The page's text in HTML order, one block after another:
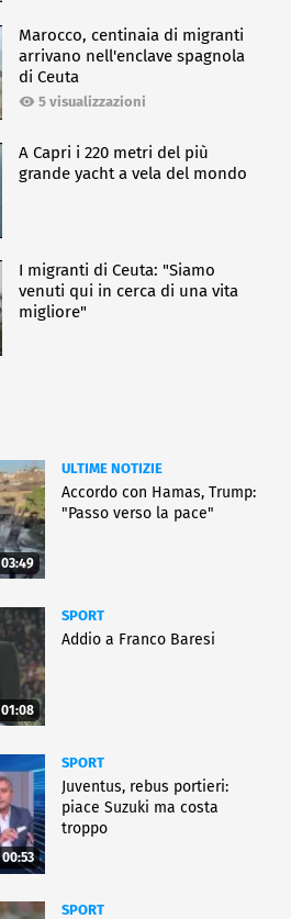
Marocco, centinaia di migranti
arrivano nell'enclave spagnola
di Ceuta
5 visualizzazioni
A Capri i 220 metri del più
grande yacht a vela del mondo
I migranti di Ceuta: "Siamo
venuti qui in cerca di una vita
migliore"
03:49
ULTIME NOTIZIE
Accordo con Hamas, Trump:
"Passo verso la pace"
01:08
SPORT
Addio a Franco Baresi
00:53
SPORT
Juventus, rebus portieri:
piace Suzuki ma costa
troppo
SPORT